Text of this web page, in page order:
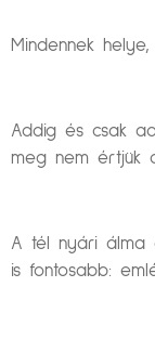
Mindennek
Addig és csak
meg nem értjük
A tél nyári álma
is fontosabb: